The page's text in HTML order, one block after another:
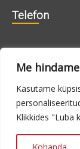
Me
Kasutame
Klikkides "Luba
Telefon
715 0180
E-N 9.00 -
14.00